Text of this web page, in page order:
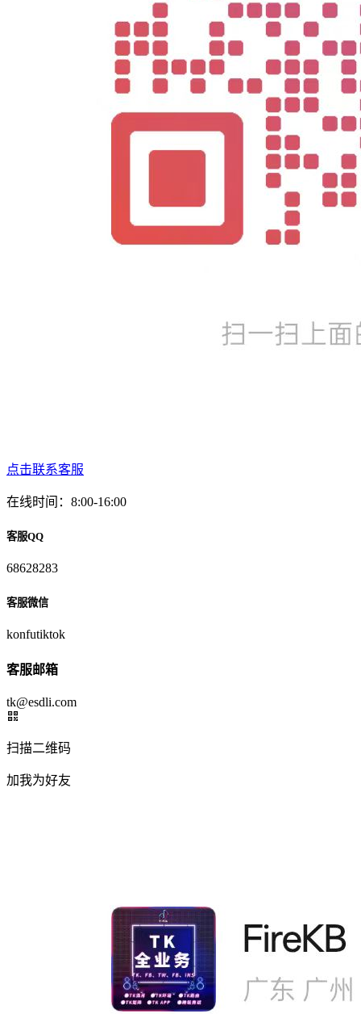
点击联系客服
在线时间：8:00-16:00
客服QQ
68628283
客服微信
konfutiktok
客服邮箱
tk@esdli.com
扫描二维码
加我为好友